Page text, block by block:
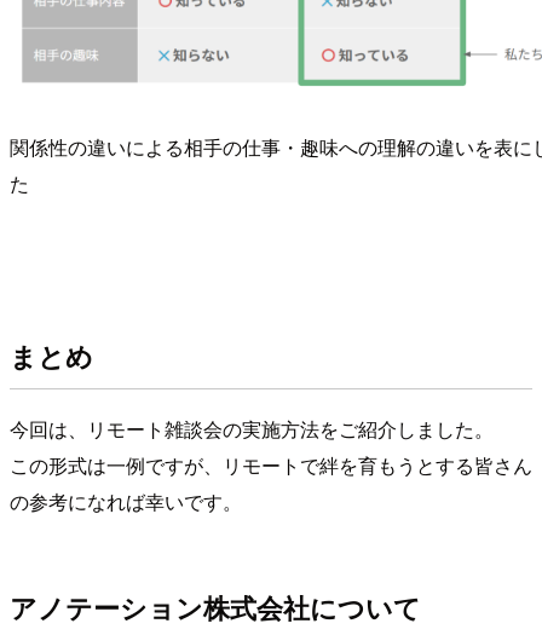
関係性の違いによる相手の仕事・趣味への理解の違いを表に
た
まとめ
今回は、リモート雑談会の実施方法をご紹介しました。
この形式は一例ですが、リモートで絆を育もうとする皆さん
の参考になれば幸いです。
アノテーション株式会社について